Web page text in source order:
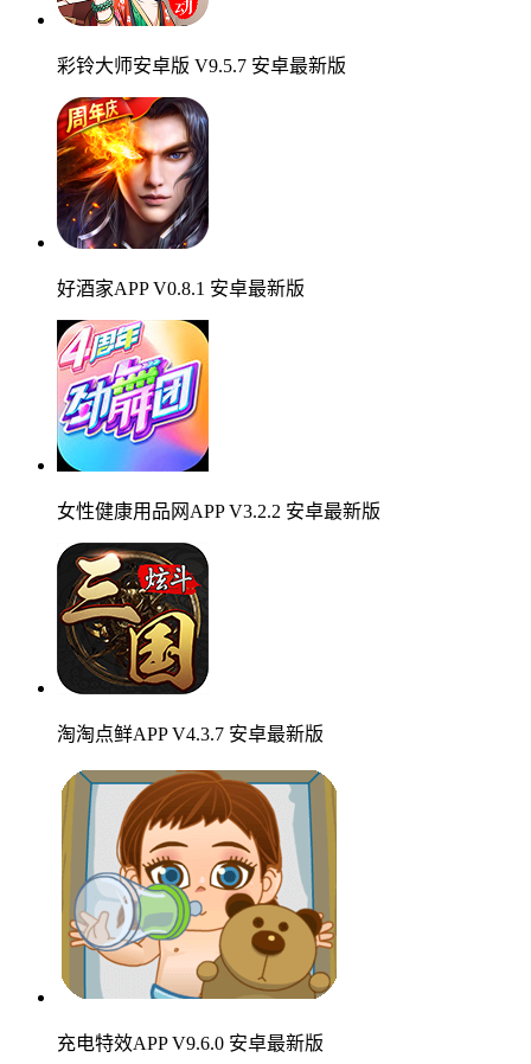
彩铃大师安卓版 V9.5.7 安卓最新版
好酒家APP V0.8.1 安卓最新版
女性健康用品网APP V3.2.2 安卓最新版
淘淘点鲜APP V4.3.7 安卓最新版
充电特效APP V9.6.0 安卓最新版